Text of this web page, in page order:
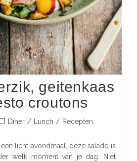
geitenkaas
croutons
Diner / Lunch / Recepten
licht avondmaal, deze salade is
welk moment van je dag. Niet